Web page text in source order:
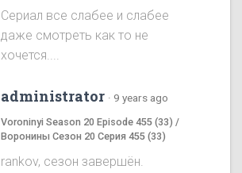
Сериал все слабее и слабее
даже смотреть как то не
хочется....
administrator · 9 years ago
Voroninyi Season 20 Episode 455 (33) /
Воронины Сезон 20 Серия 455 (33)
rankov, сезон завершён.